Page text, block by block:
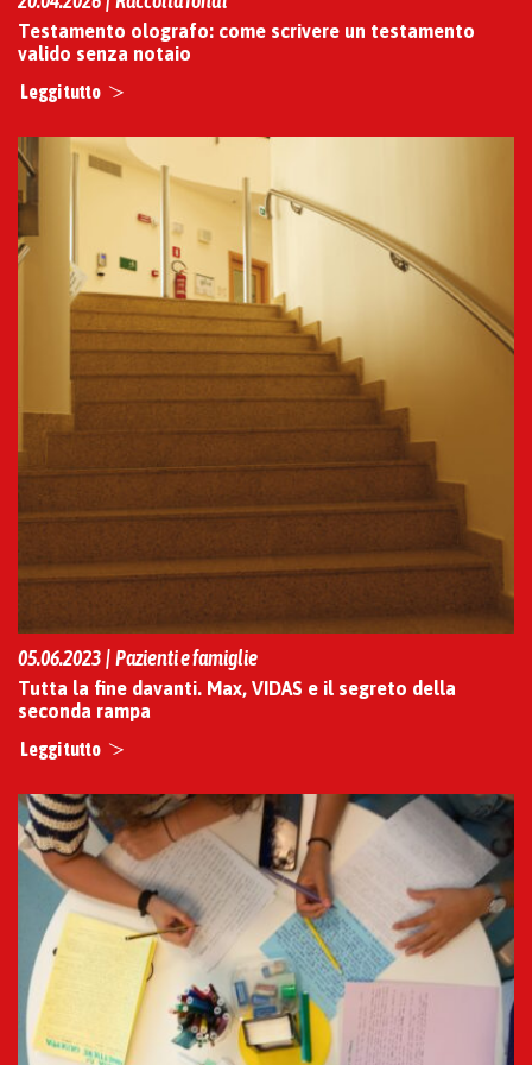
Testamento olografo: come scrivere un testamento
valido senza notaio
Leggi tutto
05.06.2023 | Pazienti e famiglie
Tutta la fine davanti. Max, VIDAS e il segreto della
seconda rampa
Leggi tutto